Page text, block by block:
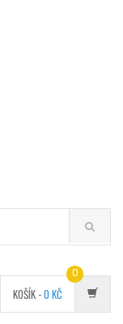
KOŠÍK -0 KČ
0